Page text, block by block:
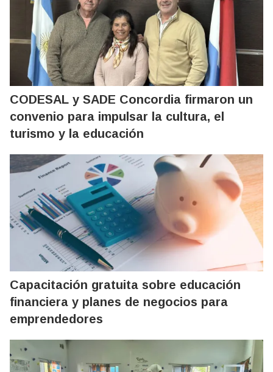
CODESAL y SADE Concordia firmaron un
convenio para impulsar la cultura, el
turismo y la educación
Capacitación gratuita sobre educación
financiera y planes de negocios para
emprendedores